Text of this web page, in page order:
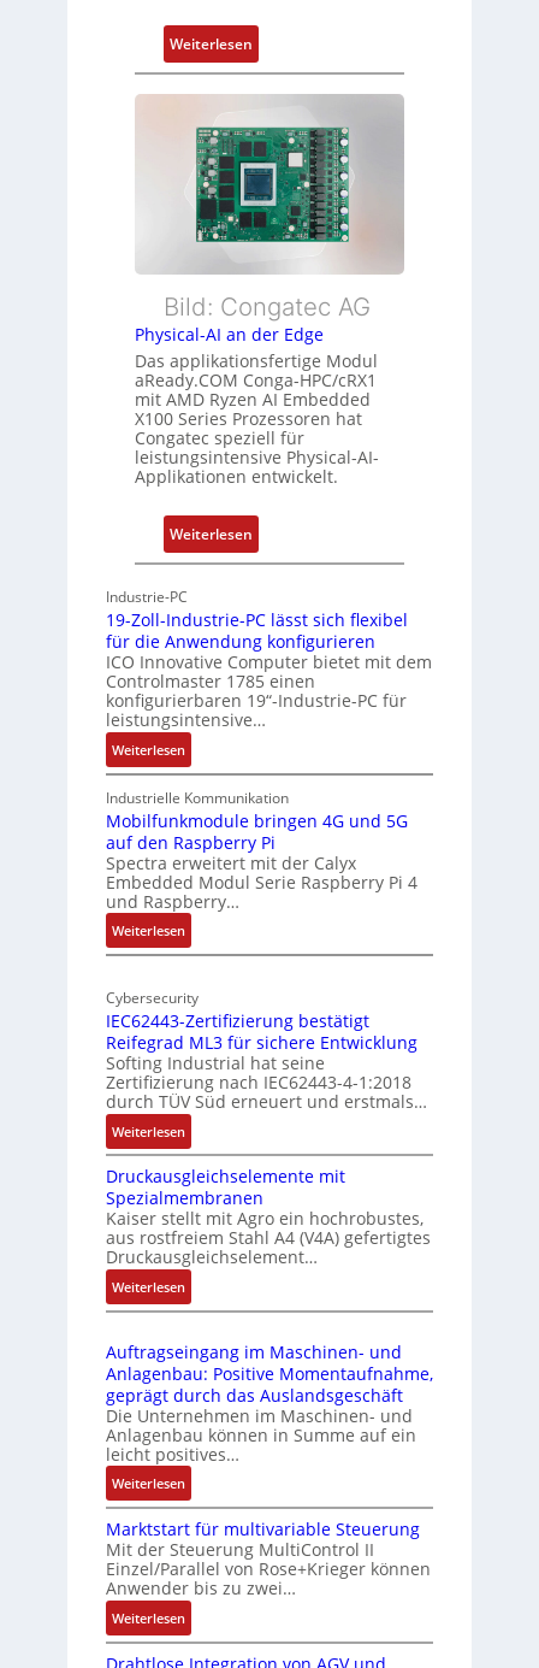
d
b
e
r
w
a
u
n
g
m
e
h
L
e
i
s
t
n
g
Weiterlesen:
F
l
x
i
b
l
e
E
h
e
r
c
a
t
-
r
c
t
e
k
t
u
Bild: Congatec AG
Physical-AI an der Edge
Das applikationsfertige Modul
aReady.COM Conga-HPC/cRX1
mit AMD Ryzen AI Embedded
X100 Series Prozessoren hat
Congatec speziell für
leistungsintensive Physical-AI-
Applikationen entwickelt.
Weiterlesen:
P
s
i
c
a
I
a
n
d
E
g
e
Industrie-PC
19-Zoll-Industrie-PC lässt sich flexibel
für die Anwendung konfigurieren
ICO Innovative Computer bietet mit dem
Controlmaster 1785 einen
konfigurierbaren 19“-Industrie-PC für
leistungsintensive…
Weiterlesen:
1
9
-
Z
o
l
l
-
I
d
u
t
r
i
e
-
P
C
l
ä
s
s
s
c
h
f
l
e
x
i
b
e
l
f
ü
r
Industrielle Kommunikation
Mobilfunkmodule bringen 4G und 5G
auf den Raspberry Pi
Spectra erweitert mit der Calyx
Embedded Modul Serie Raspberry Pi 4
und Raspberry…
Weiterlesen:
M
b
i
f
u
n
k
m
o
d
u
l
e
b
r
i
n
e
n
4
G
u
n
d
5
G
a
u
f
Cybersecurity
IEC62443-Zertifizierung bestätigt
Reifegrad ML3 für sichere Entwicklung
Softing Industrial hat seine
Zertifizierung nach IEC62443-4-1:2018
durch TÜV Süd erneuert und erstmals…
Weiterlesen:
I
E
C
6
2
4
4
3
Z
e
r
t
i
i
e
r
n
g
Druckausgleichselemente mit
Spezialmembranen
Kaiser stellt mit Agro ein hochrobustes,
aus rostfreiem Stahl A4 (V4A) gefertigtes
Druckausgleichselement…
Weiterlesen:
D
u
c
k
a
u
s
g
l
e
i
c
h
s
Auftragseingang im Maschinen- und
Anlagenbau: Positive Momentaufnahme,
geprägt durch das Auslandsgeschäft
Die Unternehmen im Maschinen- und
Anlagenbau können in Summe auf ein
leicht positives…
Weiterlesen:
A
u
f
t
r
a
g
Marktstart für multivariable Steuerung
Mit der Steuerung MultiControl II
Einzel/Parallel von Rose+Krieger können
Anwender bis zu zwei…
Weiterlesen:
M
a
Drahtlose Integration von AGV und